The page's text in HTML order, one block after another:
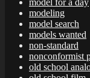
modeling
model search
models wanted
non-standard
nonconformist
old school